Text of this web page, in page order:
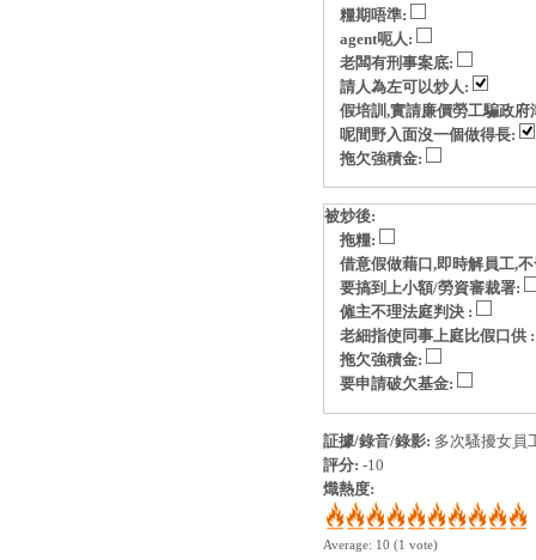
糧期唔準:
agent呃人:
老闆有刑事案底:
請人為左可以炒人:
假培訓,實請廉價勞工騙政
呢間野入面沒一個做得長:
拖欠強積金:
被炒後:
拖糧:
借意假做藉口,即時解員工,
要搞到上小額/勞資審裁署:
僱主不理法庭判決 :
老細指使同事上庭比假口供
拖欠強積金:
要申請破欠基金:
証據/錄音/錄影: 多次騷擾女員
評分: -10
熾熱度:
Average: 10 (1 vote)